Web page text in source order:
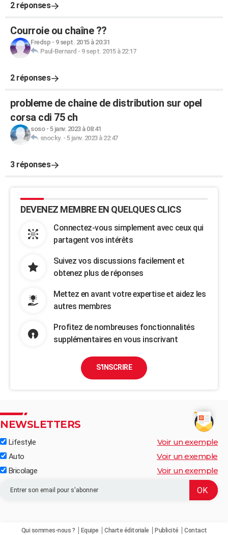
2 réponses
Courroie ou chaîne ??
Fredsp - 9 sept. 2015 à 20:31
Paul-Bernard - 9 sept. 2015 à 22:17
2 réponses
probleme de chaine de distribution sur opel
corsa cdi 75 ch
soso- 5 janv. 2023 à 08:41
snocky. - 5 janv. 2023 à 22:47
3 réponses
DEVENEZ MEMBRE EN QUELQUES CLICS
Connectez-vous simplement avec ceux qui
partagent vos intérêts
Suivez vos discussions facilement et
obtenez plus de réponses
Mettez en avant votre expertise et aidez les
autres membres
Profitez de nombreuses fonctionnalités
supplémentaires en vous inscrivant
S'INSCRIRE
NEWSLETTERS
Lifestyle Voir un exemple
Auto Voir un exemple
Bricolage Voir un exemple
Qui sommes-nous ? Equipe Charte éditoriale Publicité Contact